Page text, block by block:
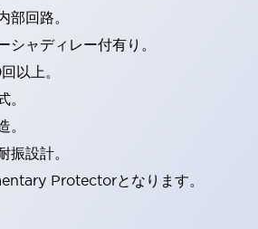
部回路。
シャディレー付有り。
以上。
。
振設計。
Protectorとなります。